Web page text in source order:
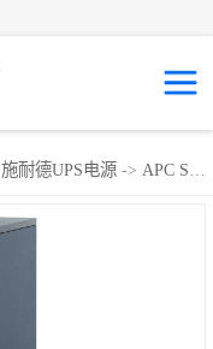
施耐德UPS电源 -> APC Symmetra-UPS PX系列